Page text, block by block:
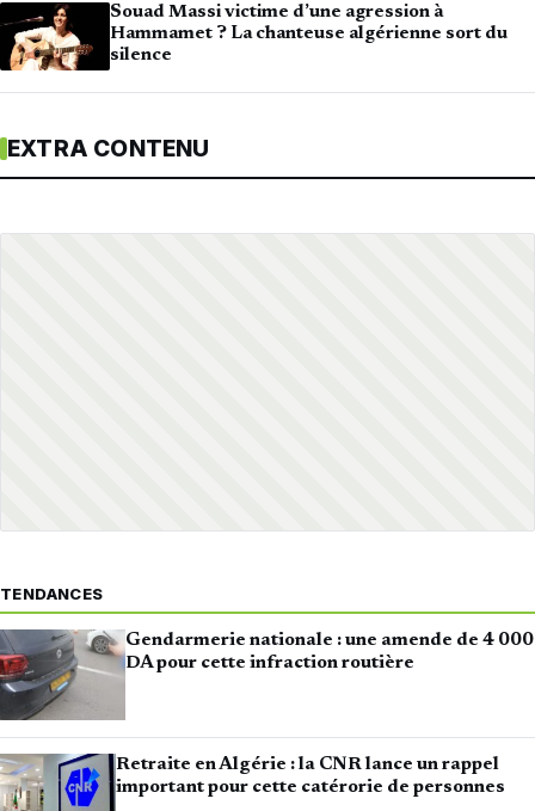
Souad Massi victime d’une agression à
Hammamet ? La chanteuse algérienne sort du
silence
EXTRA CONTENU
TENDANCES
Gendarmerie nationale : une amende de 4 000
DA pour cette infraction routière
Retraite en Algérie : la CNR lance un rappel
important pour cette catérorie de personnes